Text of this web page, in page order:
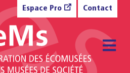
Espace Pro Contact